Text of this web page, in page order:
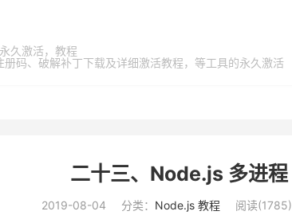
久激活，教程
码、破解补丁下载及详细激活教程，等工具的永久激活
二十三、Node.js 多进程
2019-08-04 分类： Node.js 教程 阅读(1785)